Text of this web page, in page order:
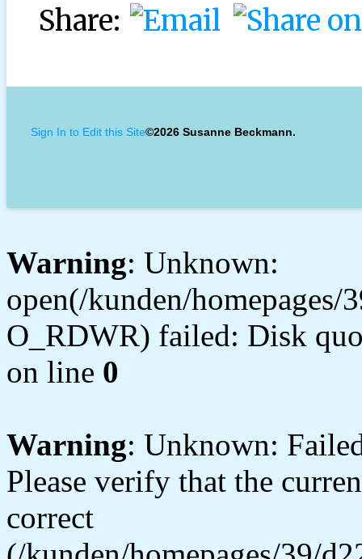
Share:
Sign In to Edit this Site©2026 Susanne Beckmann.
Warning: Unknown:
open(/kunden/homepages/
O_RDWR) failed: Disk
on line 0
Warning: Unknown:
Please verify that the
correct